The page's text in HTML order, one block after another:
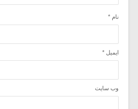
نام *
ایمیل *
وب‌ سایت